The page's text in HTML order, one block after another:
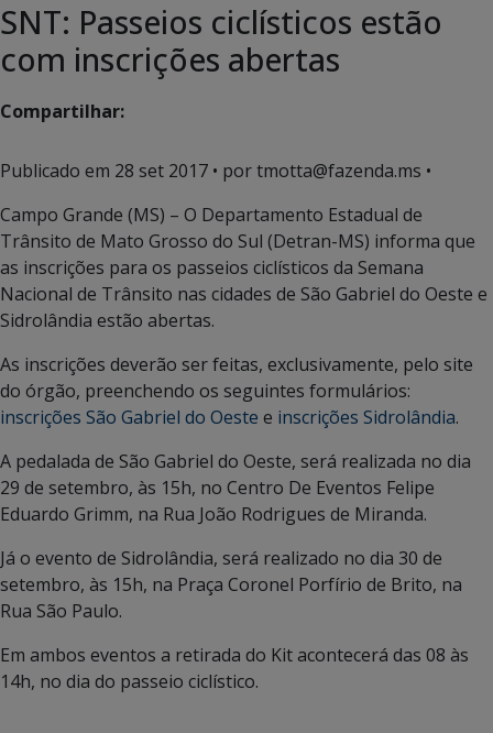
SNT: Passeios ciclísticos estão
com inscrições abertas
Compartilhar:
Publicado em 28 set 2017 • por tmotta@fazenda.ms •
Campo Grande (MS) – O Departamento Estadual de
Trânsito de Mato Grosso do Sul (Detran-MS) informa que
as inscrições para os passeios ciclísticos da Semana
Nacional de Trânsito nas cidades de São Gabriel do Oeste e
Sidrolândia estão abertas.
As inscrições deverão ser feitas, exclusivamente, pelo site
do órgão, preenchendo os seguintes formulários:
inscrições São Gabriel do Oeste e inscrições Sidrolândia.
A pedalada de São Gabriel do Oeste, será realizada no dia
29 de setembro, às 15h, no Centro De Eventos Felipe
Eduardo Grimm, na Rua João Rodrigues de Miranda.
Já o evento de Sidrolândia, será realizado no dia 30 de
setembro, às 15h, na Praça Coronel Porfírio de Brito, na
Rua São Paulo.
Em ambos eventos a retirada do Kit acontecerá das 08 às
14h, no dia do passeio ciclístico.